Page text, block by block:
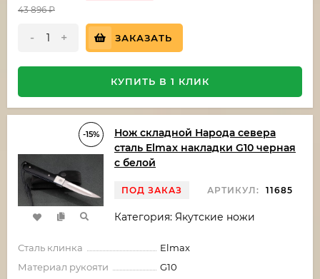
43 896₽
- + ЗАКАЗАТЬ
КУПИТЬ В 1 КЛИК
-15%
Нож складной Народа севера
сталь Elmax накладки G10 черная
с белой
ПОД ЗАКАЗ АРТИКУЛ: 11685
Категория: Якутские ножи
Сталь клинка
Elmax
Материал рукояти
G10